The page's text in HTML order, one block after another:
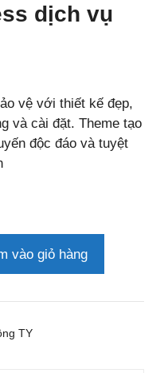
dịch vụ
vệ với thiết kế đẹp,
và cài đặt. Theme tạo
độc đáo và tuyệt
vào giỏ hàng
TY